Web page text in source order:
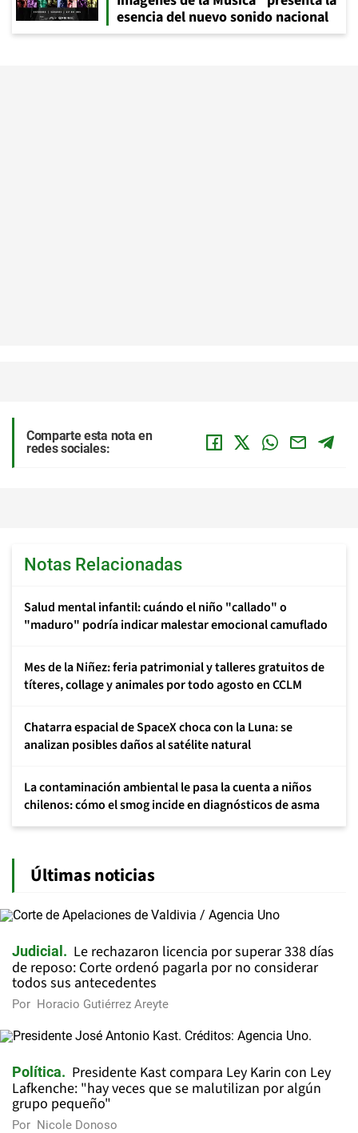
esencia del nuevo sonido nacional
Comparte esta nota en
redes sociales:
Notas Relacionadas
Salud mental infantil: cuándo el niño "callado" o
"maduro" podría indicar malestar emocional camuflado
Mes de la Niñez: feria patrimonial y talleres gratuitos de
títeres, collage y animales por todo agosto en CCLM
Chatarra espacial de SpaceX choca con la Luna: se
analizan posibles daños al satélite natural
La contaminación ambiental le pasa la cuenta a niños
chilenos: cómo el smog incide en diagnósticos de asma
Últimas noticias
Judicial
Le rechazaron licencia por superar 338 días
de reposo: Corte ordenó pagarla por no considerar
todos sus antecedentes
Por Horacio Gutiérrez Areyte
Política
Presidente Kast compara Ley Karin con Ley
Lafkenche: "hay veces que se malutilizan por algún
grupo pequeño"
Por Nicole Donoso